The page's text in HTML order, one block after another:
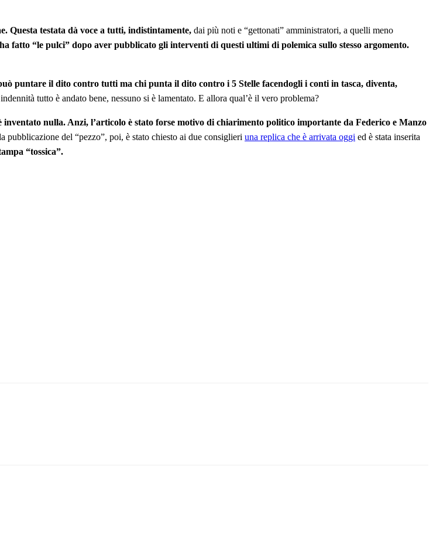
Questa testata dà voce a tutti, indistintamente, dai più noti e “gettonati” amministratori, a quelli meno
fatto “le pulci” dopo aver pubblicato gli interventi di questi ultimi di polemica sullo stesso argomento.
puntare il dito contro tutti ma chi punta il dito contro i 5 Stelle facendogli i conti in tasca, diventa,
tutto è andato bene, nessuno si è lamentato. E allora qual’è il vero problema?
nulla. Anzi, l’articolo è stato forse motivo di chiarimento politico importante da Federico e Manzo
pubblicazione del “pezzo”, poi, è stato chiesto ai due consiglieri una replica che è arrivata oggi ed è stata inserita
“tossica”.